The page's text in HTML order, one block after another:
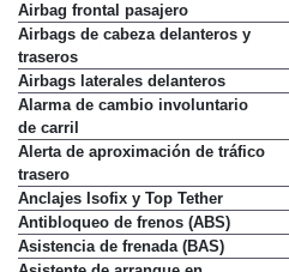
Airbag frontal pasajero
Airbags de cabeza delanteros y
traseros
Airbags laterales delanteros
Alarma de cambio involuntario
de carril
Alerta de aproximación de tráfico
trasero
Anclajes Isofix y Top Tether
Antibloqueo de frenos (ABS)
Asistencia de frenada (BAS)